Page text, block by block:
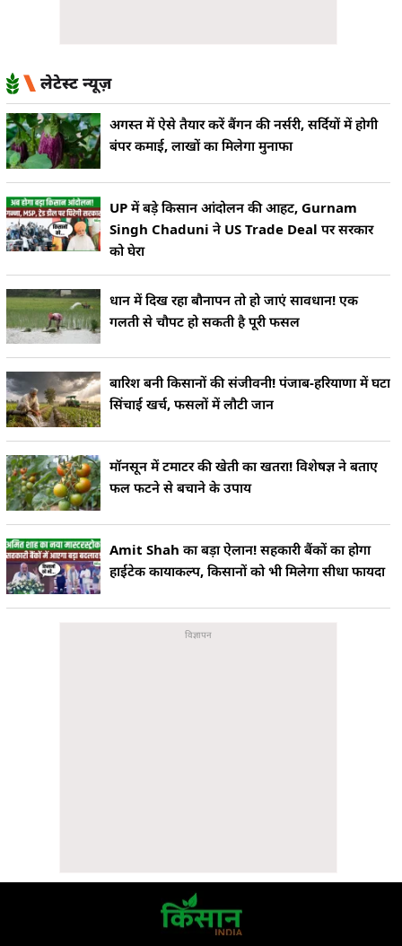
लेटेस्ट न्यूज़
अगस्त में ऐसे तैयार करें बैंगन की नर्सरी, सर्दियों में होगी
बंपर कमाई, लाखों का मिलेगा मुनाफा
UP में बड़े किसान आंदोलन की आहट, Gurnam
Singh Chaduni ने US Trade Deal पर सरकार
को घेरा
धान में दिख रहा बौनापन तो हो जाएं सावधान! एक
गलती से चौपट हो सकती है पूरी फसल
बारिश बनी किसानों की संजीवनी! पंजाब-हरियाणा में घटा
सिंचाई खर्च, फसलों में लौटी जान
मॉनसून में टमाटर की खेती का खतरा! विशेषज्ञ ने बताए
फल फटने से बचाने के उपाय
Amit Shah का बड़ा ऐलान! सहकारी बैंकों का होगा
हाईटेक कायाकल्प, किसानों को भी मिलेगा सीधा फायदा